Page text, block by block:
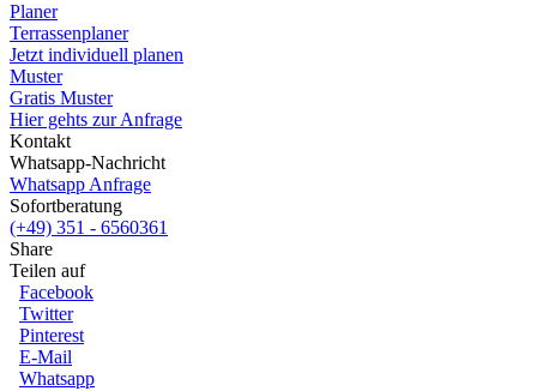
Planer
Terrassenplaner
Jetzt individuell planen
Muster
Gratis Muster
Hier gehts zur Anfrage
Kontakt
Whatsapp-Nachricht
Whatsapp Anfrage
Sofortberatung
(+49) 351 - 6560361
Share
Teilen auf
Facebook
Twitter
Pinterest
E-Mail
Whatsapp